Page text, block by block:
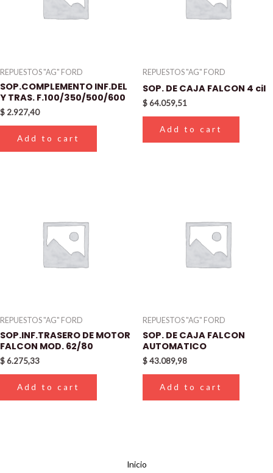
REPUESTOS "AG" FORD
SOP.COMPLEMENTO INF.DEL
Y TRAS. F.100/350/500/600
$ 2.927,40
Add to cart
REPUESTOS "AG" FORD
SOP. DE CAJA FALCON 4 cil
$64.059,51
Add to cart
REPUESTOS "AG" FORD
SOP.INF.TRASERO DE MOTOR
FALCON MOD. 62/80
$6.275,33
Add to cart
REPUESTOS "AG" FORD
SOP. DE CAJA FALCON
AUTOMATICO
$43.089,98
Add to cart
Inicio